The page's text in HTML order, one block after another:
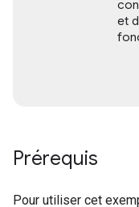
et
Prérequis
Pour utiliser cet